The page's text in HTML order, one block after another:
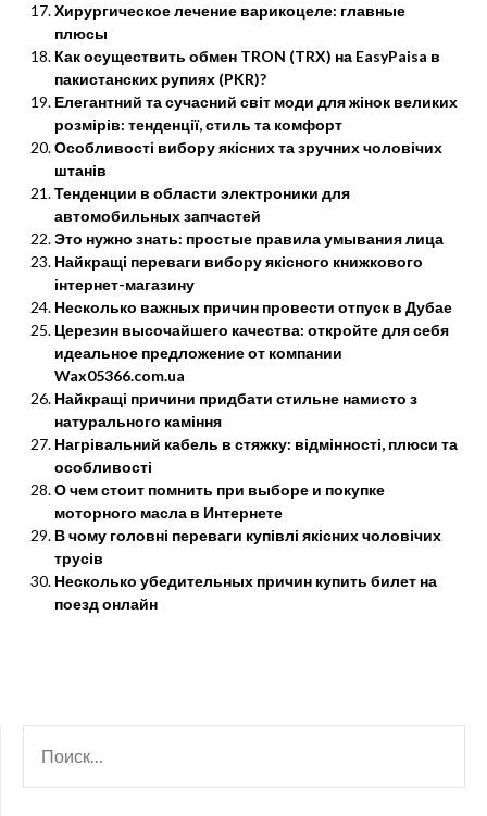
Хирургическое лечение варикоцеле: главные
плюсы
Как осуществить обмен TRON (TRX) на EasyPaisa в
пакистанских рупиях (PKR)?
Елегантний та сучасний світ моди для жінок великих
розмірів: тенденції, стиль та комфорт
Особливості вибору якісних та зручних чоловічих
штанів
Тенденции в области электроники для
автомобильных запчастей
Это нужно знать: простые правила умывания лица
Найкращі переваги вибору якісного книжкового
інтернет-магазину
Несколько важных причин провести отпуск в Дубае
Церезин высочайшего качества: откройте для себя
идеальное предложение от компании
Wax05366.com.ua
Найкращі причини придбати стильне намисто з
натурального каміння
Нагрівальний кабель в стяжку: відмінності, плюси та
особливості
О чем стоит помнить при выборе и покупке
моторного масла в Интернете
В чому головні переваги купівлі якісних чоловічих
трусів
Несколько убедительных причин купить билет на
поезд онлайн